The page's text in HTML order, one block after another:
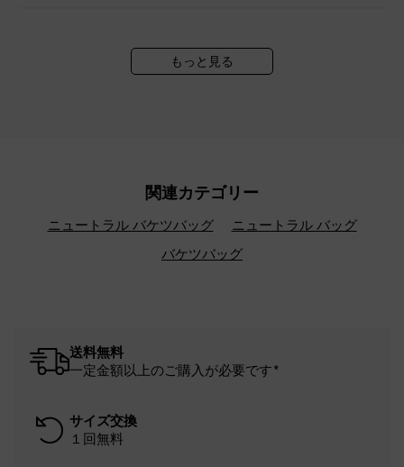
もっと見る
関連カテゴリー
ニュートラル バケツバッグ
ニュートラル バッグ
バケツバッグ
送料無料
一定金額以上のご購入が必要です*
サイズ交換
１回無料